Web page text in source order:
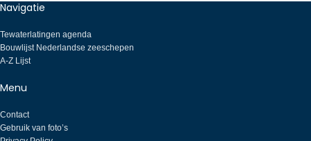
Navigatie
Tewaterlatingen agenda
Bouwlijst Nederlandse zeeschepen
A-Z Lijst
Menu
Contact
Gebruik van foto’s